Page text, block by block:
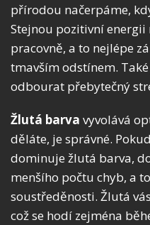
přírodou načerpáme,
Stejnou pozitivní energii
pracovně, a to nejlépe
tmavším odstínem.
odbourat přebytečný
Žlutá barva vyvolává
děláte, je správné.
dominuje žlutá barva,
menšího počtu chyb, a
soustředěnosti. Žlutá
což se hodí zejména